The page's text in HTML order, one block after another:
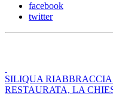
facebook
twitter
SILIQUA
RESTAURATA, LA